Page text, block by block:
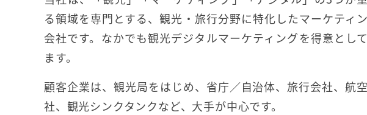
る領域を専門とする、観光・旅行分野に特化したマーケティ
会社です。なかでも観光デジタルマーケティングを得意とし
ます。
顧客企業は、観光局をはじめ、省庁／自治体、旅行会社、航
社、観光シンクタンクなど、大手が中心です。